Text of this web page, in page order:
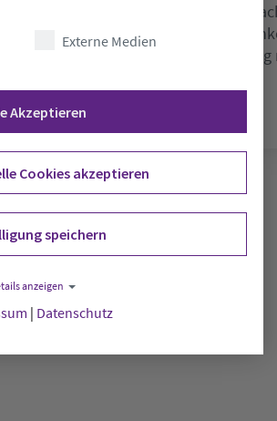
(oeh/epd
kirchliche
Externe Medien
Akzeptieren
Cookies akzeptieren
speichern
anzeigen
| Datenschutz